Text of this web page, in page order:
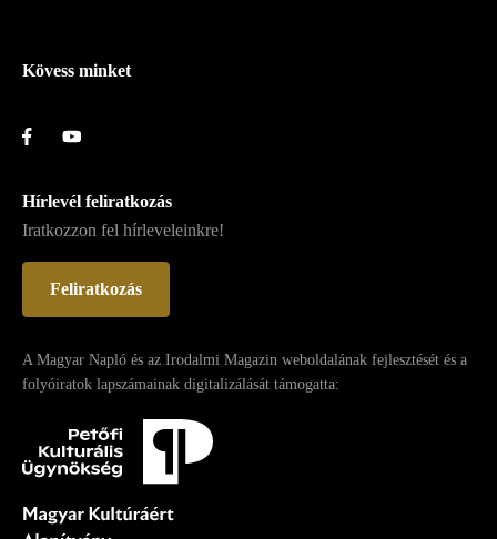
Kövess minket
Hírlevél feliratkozás
Iratkozzon fel hírleveleinkre!
Feliratkozás
A Magyar Napló és az Irodalmi Magazin weboldalának fejlesztését és a
folyóiratok lapszámainak digitalizálását támogatta: